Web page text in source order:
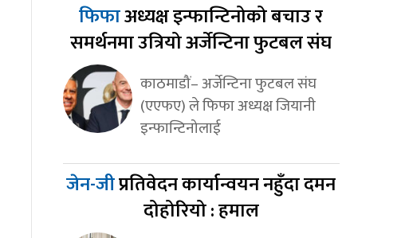
फिफाअध्यक्ष इन्फान्टिनोको बचाउ र
समर्थनमा उत्रियो अर्जेन्टिना फुटबल संघ
काठमाडौं– अर्जेन्टिना फुटबल संघ
(एएफए) ले फिफा अध्यक्ष जियानी
इन्फान्टिनोलाई
जेन-जीप्रतिवेदन कार्यान्वयन नहुँदा दमन
दोहोरियो : हमाल